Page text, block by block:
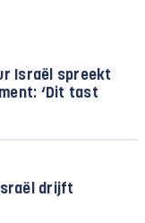
Israël spreekt
‘Dit tast
drijft